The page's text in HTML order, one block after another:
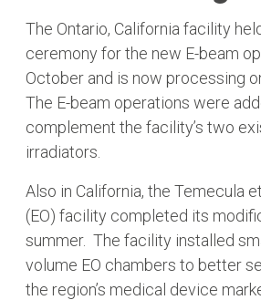
The Ontario, California facility
ceremony for the new E-beam
October and is now processing
The E-beam operations were
complement the facility’s two
irradiators.
Also in California, the Temecula
(EO) facility completed its
summer. The facility installed
volume EO chambers to better
the region’s medical device